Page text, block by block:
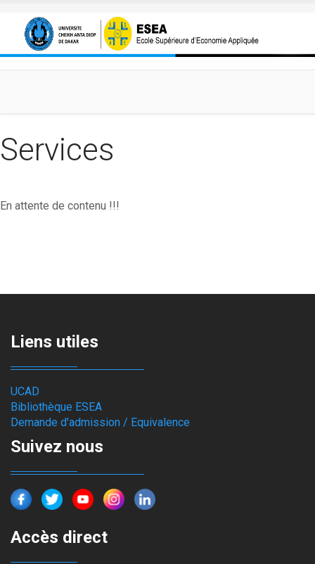
Services
En attente de contenu !!!
Liens utiles
UCAD
Bibliothèque ESEA
Demande d'admission / Equivalence
Suivez nous
Accès direct